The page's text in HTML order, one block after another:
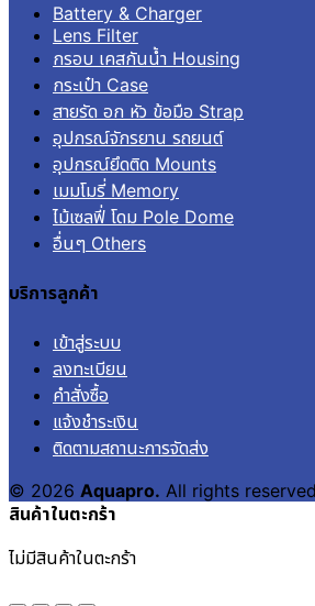
Battery & Charger
Lens Filter
กรอบ เคสกันน้ำ Housing
กระเป๋า Case
สายรัด อก หัว ข้อมือ Strap
อุปกรณ์จักรยาน รถยนต์
อุปกรณ์ยึดติด Mounts
เมมโมรี่ Memory
ไม้เซลฟี่ โดม Pole Dome
อื่นๆ Others
บริการลูกค้า
เข้าสู่ระบบ
ลงทะเบียน
คำสั่งซื้อ
แจ้งชำระเงิน
ติดตามสถานะการจัดส่ง
© 2026 Aquapro. All rights
สินค้าในตะกร้า
ไม่มีสินค้าในตะกร้า